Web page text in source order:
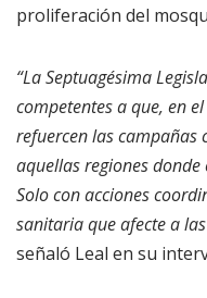
proliferación del
“La Septuagésima
competentes a que, en
refuercen las campañas
aquellas regiones
Solo con acciones
sanitaria que afecte a
señaló Leal en su